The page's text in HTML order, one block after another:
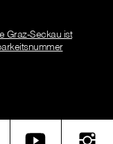
Graz-Seckau ist